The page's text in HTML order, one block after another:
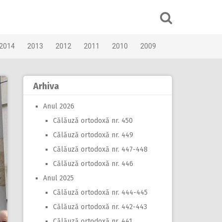
2013 2012 2011 2010 2009
Arhiva
Anul 2026
Călăuză ortodoxă nr. 450
Călăuză ortodoxă nr. 449
Călăuză ortodoxă nr. 447-448
Călăuză ortodoxă nr. 446
Anul 2025
Călăuză ortodoxă nr. 444-445
Călăuză ortodoxă nr. 442-443